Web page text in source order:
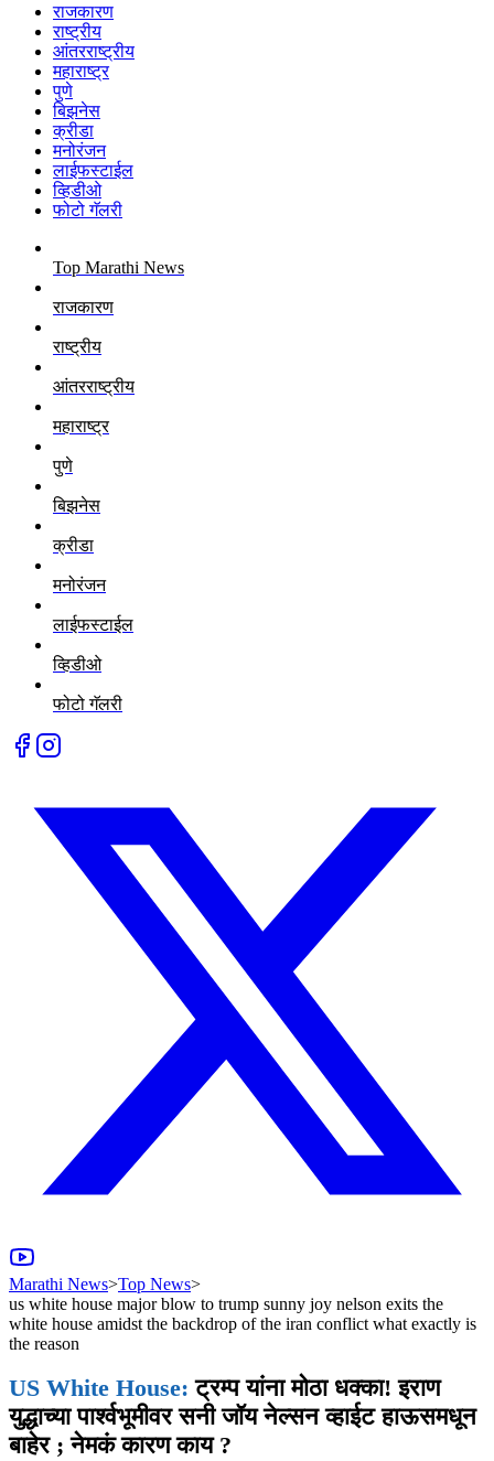
राजकारण
राष्ट्रीय
आंतरराष्ट्रीय
महाराष्ट्र
पुणे
बिझनेस
क्रीडा
मनोरंजन
लाईफस्टाईल
व्हिडीओ
फोटो गॅलरी
Top Marathi News
राजकारण
राष्ट्रीय
आंतरराष्ट्रीय
महाराष्ट्र
पुणे
बिझनेस
क्रीडा
मनोरंजन
लाईफस्टाईल
व्हिडीओ
फोटो गॅलरी
Marathi News>Top News>
us white house major blow to trump sunny joy nelson exits the
white house amidst the backdrop of the iran conflict what exactly is
the reason
US White House: ट्रम्प यांना मोठा धक्का! इराण
युद्धाच्या पार्श्वभूमीवर सनी जॉय नेल्सन व्हाईट हाऊसमधून
बाहेर ; नेमकं कारण काय ?